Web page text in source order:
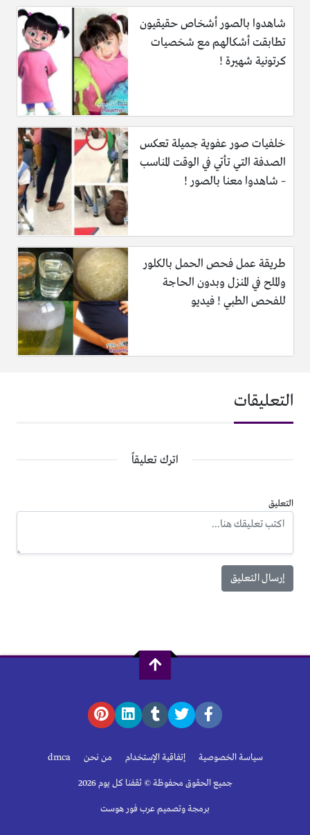
شاهدوا بالصور أشخاص حقيقيون
تطابقت أشكالهم مع شخصيات
كرتونية شهيرة !
خلفيات صور عفوية جميلة تعكس
الصدفة التي تأتي في الوقت المناسب
– شاهدوا معنا بالصور !
طريقة عمل فحص الحمل بالكلور
والملح في المنزل وبدون الحاجة
للفحص الطبي ! فيديو
التعليقات
اترك تعليقاً
التعليق
سياسة الخصوصية إتفاقية الإستخدام من نحن dmca
جميع الحقوق محفوظة © ثقفنا كل يوم 2026
برمجة وتصميم عرب فور هوست